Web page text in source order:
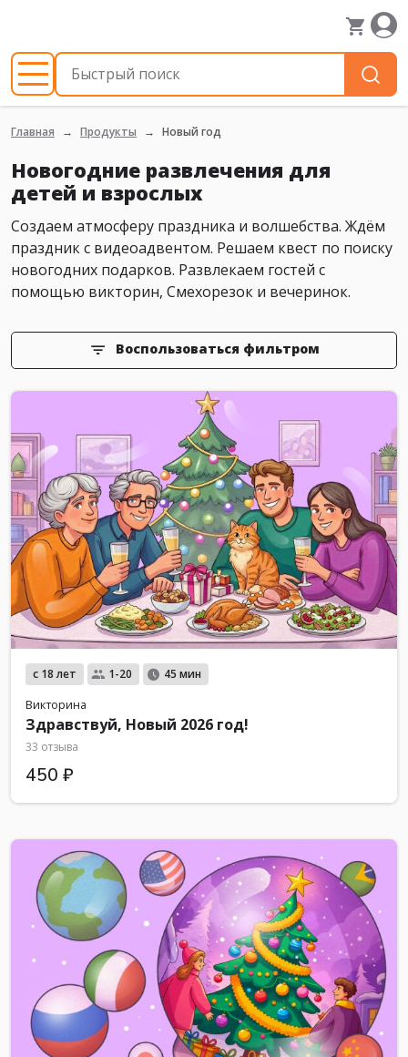
Главная Продукты Новый год
Новогодние развлечения для
детей и взрослых
Создаем атмосферу праздника и волшебства. Ждём
праздник с видеоадвентом. Решаем квест по поиску
новогодних подарков. Развлекаем гостей с
помощью викторин, Смехорезок и вечеринок.
Воспользоваться фильтром
с 18 лет 1-20 45 мин
Викторина
Здравствуй, Новый 2026 год!
33 отзыва
450 ₽